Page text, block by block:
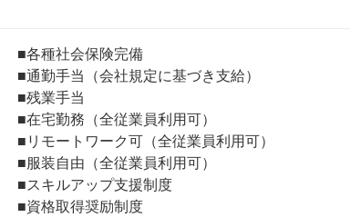
■各種社会保険完備
■通勤手当（会社規定に基づき支給）
■残業手当
■在宅勤務（全従業員利用可）
■リモートワーク可（全従業員利用可）
■服装自由（全従業員利用可）
■スキルアップ支援制度
■資格取得奨励制度